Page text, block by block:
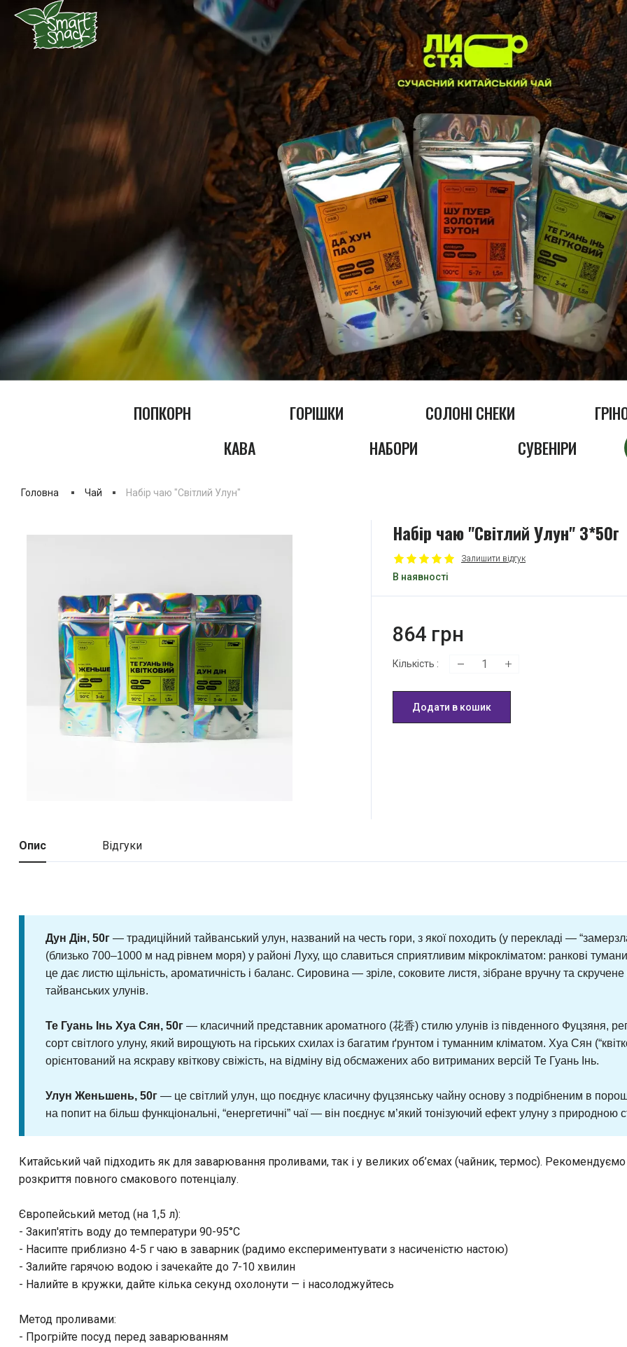
ПОПКОРН ГОРІШКИ СОЛОНІ СНЕКИ
КАВА
НАБОРИ СУВЕНІРИ
Головна Чай Набір чаю "Світлий Улун"
Набір чаю "Світлий Улун" 3*50г
Залишити відгук
В наявності
864 грн
Кількість :
Додати в кошик
Опис Відгуки
Дун Дін, 50г — традиційний тайванський улун, названий на честь гори, з якої походить (у перекладі —
(близько 700–1000 м над рівнем моря) у районі Луху, що славиться сприятливим мікрокліматом: ранкові
це дає листю щільність, ароматичність і баланс. Сировина — зріле, соковите листя, зібране вручну та
тайванських улунів.
Те Гуань Інь Хуа Сян, 50г — класичний представник ароматного (花香) стилю улунів із південного Фуцзяня,
сорт світлого улуну, який вирощують на гірських схилах із багатим ґрунтом і туманним кліматом. Хуа Сян
орієнтований на яскраву квіткову свіжість, на відміну від обсмажених або витриманих версій Те Гуань Інь.
Улун Женьшень, 50г — це світлий улун, що поєднує класичну фуцзянську чайну основу з подрібненим в
на попит на більш функціональні, “енергетичні” чаї — він поєднує м’який тонізуючий ефект улуну з
Китайський чай підходить як для заварювання проливами, так і у великих об’ємах (чайник, термос).
розкриття повного смакового потенціалу.
Європейський метод (на 1,5 л):
- Закип'ятіть воду до температури 90-95°C
- Насипте приблизно 4-5 г чаю в заварник (радимо експериментувати з насиченістю настою)
- Залийте гарячою водою і зачекайте до 7-10 хвилин
- Налийте в кружки, дайте кілька секунд охолонути — і насолоджуйтесь
Метод проливами:
- Прогрійте посуд перед заварюванням